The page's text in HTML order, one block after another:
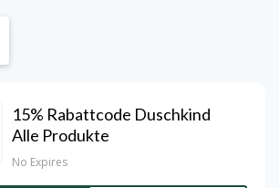
15% Rabattcode Duschkind
Alle Produkte
No Expires